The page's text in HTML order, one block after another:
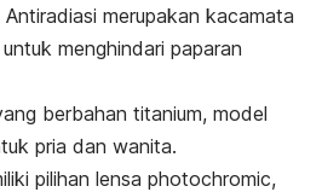
merupakan kacamata
menghindari paparan
berbahan titanium, model
pria dan wanita.
pilihan lensa photochromic,